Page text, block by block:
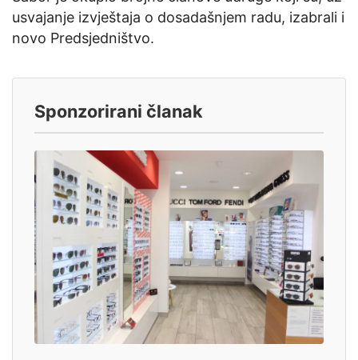
usvajanje izvještaja o dosadašnjem radu, izabrali i
novo Predsjedništvo.
Sponzorirani članak